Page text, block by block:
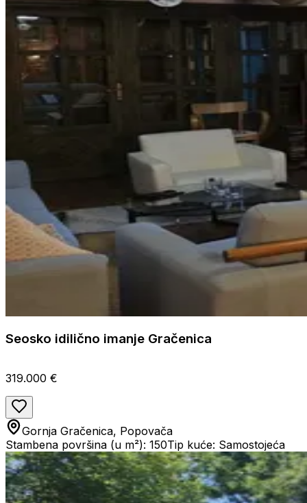
Seosko idilično imanje Gračenica
319.000 €
Gornja Gračenica, Popovača
Stambena površina (u m²): 150Tip kuće: Samostojeća